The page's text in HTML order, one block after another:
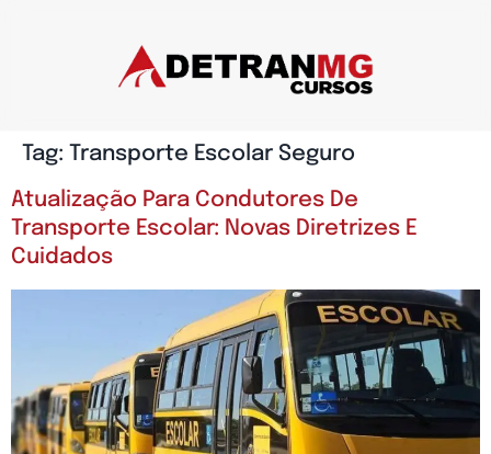
Tag: Transporte Escolar Seguro
Atualização Para Condutores De
Transporte Escolar: Novas Diretrizes E
Cuidados